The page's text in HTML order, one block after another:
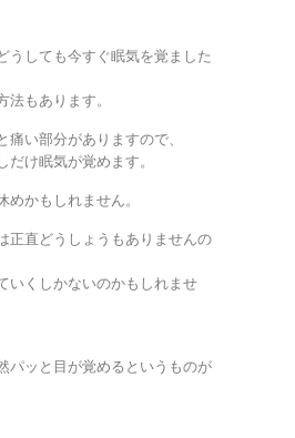
うしても今すぐ眠気を覚ました
法もあります。
痛い部分がありますので、
だけ眠気が覚めます。
めかもしれません。
正直どうしょうもありませんの
いくしかないのかもしれませ
パッと目が覚めるというものが